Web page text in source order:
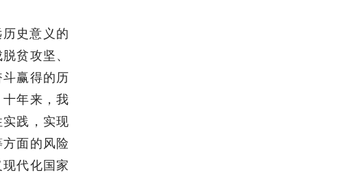
史意义的
贫攻坚、
赢得的历
年来，我
践，实现
面的风险
代化国家